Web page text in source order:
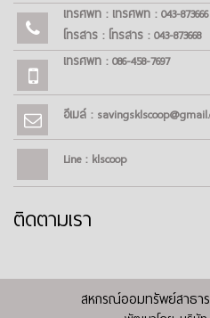
โทรศัพท์ : โทรศัพท์ : 043-873666
โทรสาร : โทรสาร : 043-873668
โทรศัพท์ : 086-458-7697
อีเมล์ :
Line : klscoop
ติดตามเรา
สหกรณ์ออมทรัพย์สาธ